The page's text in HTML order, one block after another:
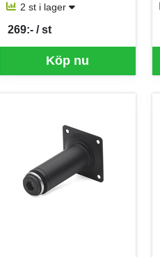
2 st i lager
Köp nu
269:- / st
SEK per ST